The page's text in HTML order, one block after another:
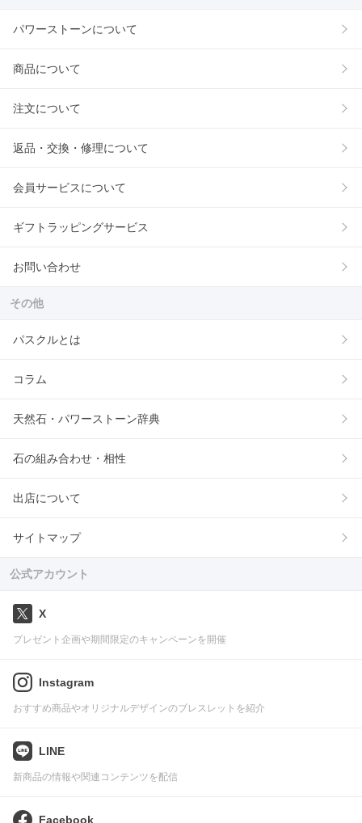
パワーストーンについて
商品について
注文について
返品・交換・修理について
会員サービスについて
ギフトラッピングサービス
お問い合わせ
その他
パスクルとは
コラム
天然石・パワーストーン辞典
石の組み合わせ・相性
出店について
サイトマップ
公式アカウント
X
プレゼント企画や期間限定のキャンペーンを開催
Instagram
おすすめ商品やオリジナルデザインのブレスレットを紹介
LINE
新商品の情報や関連コンテンツを配信
Facebook